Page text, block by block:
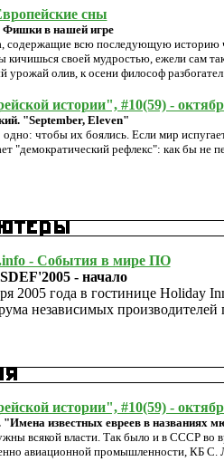
сны
Фишки в нашей игре
содержащие всю последующую историю
кичишься своей мудростью, ежели сам
урожай олив, к осени философ
истории", #10(59) -
"September, Eleven"
чтобы их боялись. Если мир
"демократический рефлекс": как бы не
- События в мире ПО
- начало
2005 года в гостинице Holiday
независимых производителей
истории", #10(59) -
известных евреев в названиях
всякой власти. Так было и в СССР во
авиационной промышленности, КБ С.